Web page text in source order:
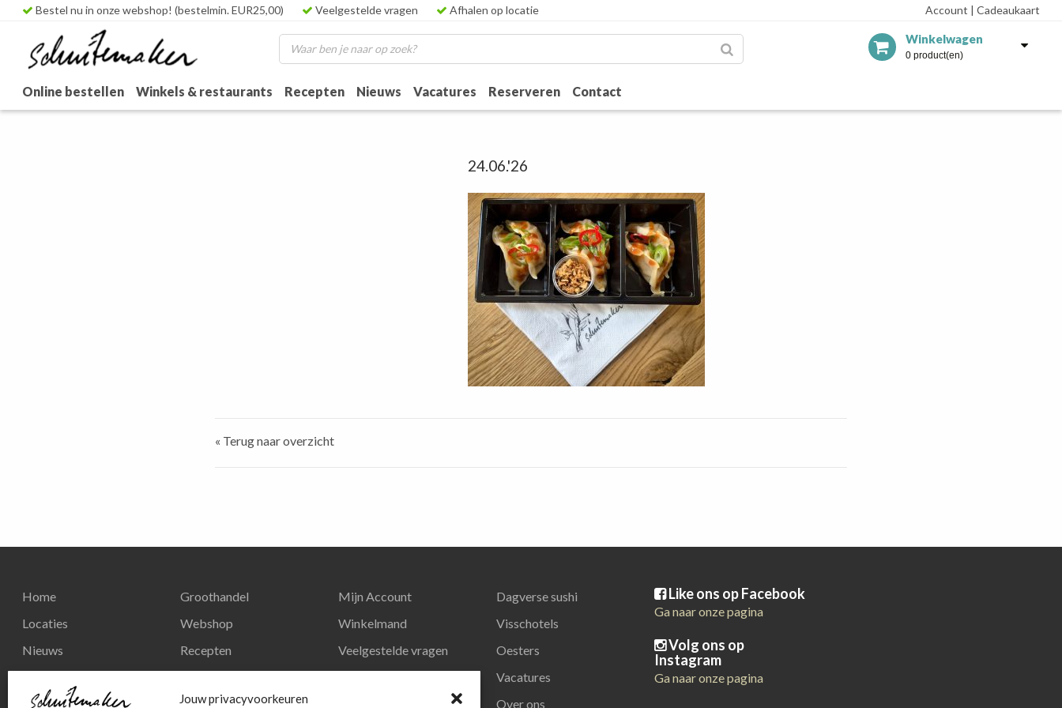
Jouw privacyvoorkeuren
Bestel nu in onze webshop! (bestelmin. EUR25,00) Veelgestelde vragen Afhalen op locatie Account | Cadeaukaart
Winkelwagen
0 product(en)
Online bestellen Winkels & restaurants Recepten Nieuws Vacatures Reserveren Contact
24.06.'26
« Terug naar overzicht
Home
Locaties
Nieuws
Contact
Groothandel
Webshop
Recepten
Mijn Account
Winkelmand
Veelgestelde vragen
Dagverse sushi
Visschotels
Oesters
Vacatures
Over ons
Like ons op Facebook
Ga naar onze pagina
Volg ons op
Instagram
Ga naar onze pagina